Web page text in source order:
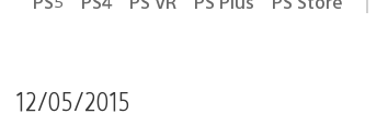
12/05/2015